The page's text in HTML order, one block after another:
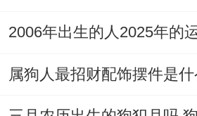
2、事业
属狗者，在2025年同样将
【月德】吉星的照拂将为